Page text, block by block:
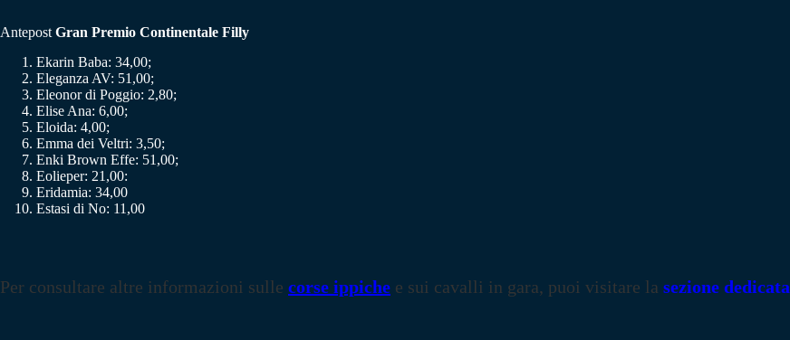
AntepostGran Premio Continentale Filly
Ekarin Baba: 34,00;
Eleganza AV: 51,00;
Eleonor di Poggio: 2,80;
Elise Ana: 6,00;
Eloida: 4,00;
Emma dei Veltri: 3,50;
Enki Brown Effe: 51,00;
Eolieper: 21,00:
Eridamia: 34,00
Estasi di No: 11,00
Per consultare altre informazioni sulle corse ippiche e sui cavalli in gara, puoi visitare la sezione dedicata